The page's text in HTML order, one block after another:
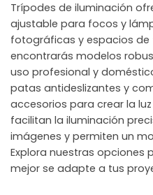
Trípodes de iluminación
ajustable para focos y
fotográficas y espacios de
encontrarás modelos
uso profesional y
patas antideslizantes y
accesorios para crear la
facilitan la iluminación
imágenes y permiten un
Explora nuestras opciones
mejor se adapte a tus